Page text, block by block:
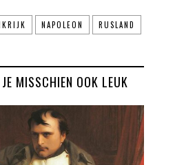
NAPOLEON RUSLAND
MISSCHIEN OOK LEUK